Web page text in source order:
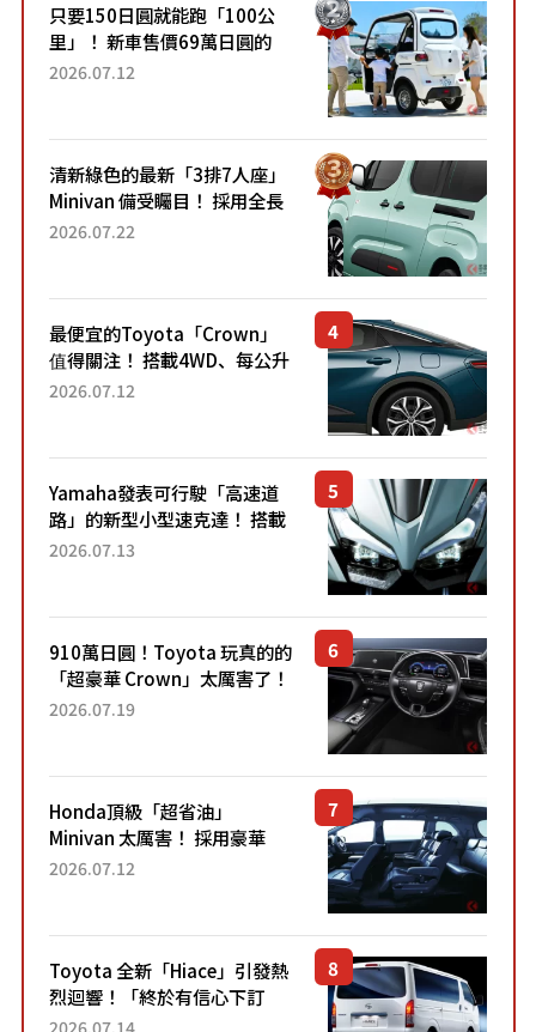
只要150日圓就能跑「100公
里」！ 新車售價69萬日圓的
「3人座」Trike大受歡迎！ 順
2026.07.12
清新綠色的最新「3排7人座」
Minivan 備受矚目！ 採用全長
4.7公尺剛剛好的車身尺寸與
2026.07.22
最便宜的Toyota「Crown」
值得關注！ 搭載4WD、每公升
22.4公里低油耗表現超亮眼！
2026.07.12
Yamaha發表可行駛「高速道
路」的新型小型速克達！ 搭載
能享受超強勁「渦輪感」的動
2026.07.13
910萬日圓！Toyota 玩真的的
「超豪華 Crown」太厲害了！
採用由「匠人技藝」打造的
2026.07.19
Honda頂級「超省油」
Minivan 太厲害！ 採用豪華
「真皮座椅」與專屬「黑色內
「三...
2026.07.12
Toyota 全新「Hiace」引發熱
烈迴響！「終於有信心下訂
了！」「哪個等級交車最
2026.07.14